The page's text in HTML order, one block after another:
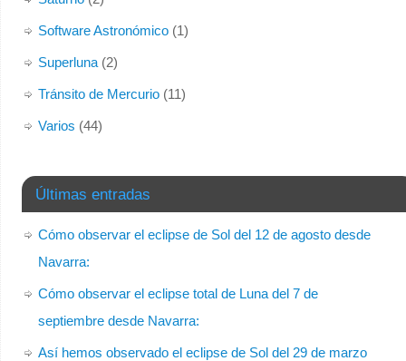
Software Astronómico(1)
Superluna(2)
Tránsito de Mercurio(11)
Varios (44)
Últimas entradas
Cómo observar el eclipse de Sol del 12 de agosto desde
Navarra:
Cómo observar el eclipse total de Luna del 7 de
septiembre desde Navarra:
Así hemos observado el eclipse de Sol del 29 de marzo